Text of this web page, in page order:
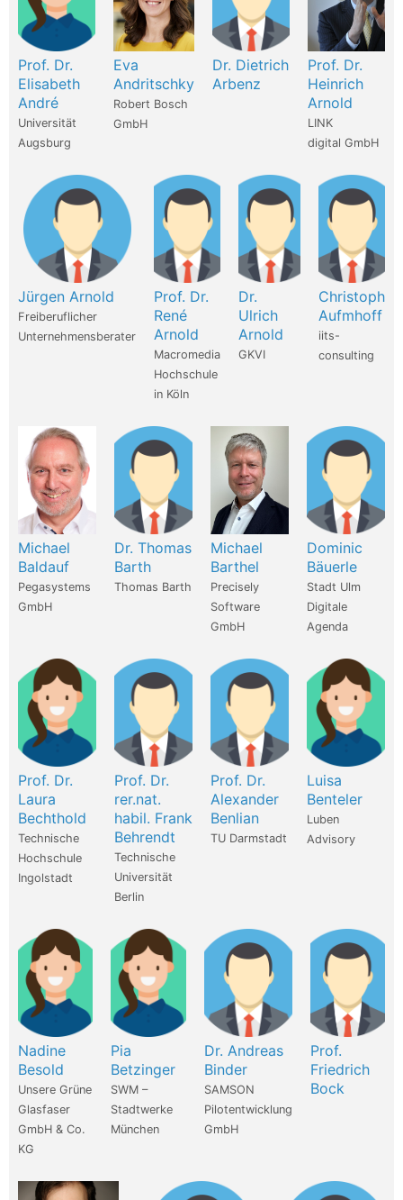
Prof. Dr.
Elisabeth
André
Universität
Augsburg
Eva
Andritschky
Robert Bosch
GmbH
Dr. Dietrich
Arbenz
Prof. Dr.
Heinrich
Arnold
LINK
digital GmbH
Jürgen Arnold
Freiberuflicher
Unternehmensberater
Prof. Dr.
René
Arnold
Macromedia
Hochschule
in Köln
Dr.
Ulrich
Arnold
GKVI
Christoph
Aufmhoff
iits-
consulting
Michael
Baldauf
Pegasystems
GmbH
Dr. Thomas
Barth
Thomas Barth
Michael
Barthel
Precisely
Software
GmbH
Dominic
Bäuerle
Stadt Ulm
Digitale
Agenda
Prof. Dr.
Laura
Bechthold
Technische
Hochschule
Ingolstadt
Prof. Dr.
rer.nat.
habil. Frank
Behrendt
Technische
Universität
Berlin
Prof. Dr.
Alexander
Benlian
TU Darmstadt
Luisa
Benteler
Luben
Advisory
Nadine
Besold
Unsere Grüne
Glasfaser
GmbH & Co.
KG
Pia
Betzinger
SWM –
Stadtwerke
München
Dr. Andreas
Binder
SAMSON
Pilotentwicklung
GmbH
Prof.
Friedrich
Bock